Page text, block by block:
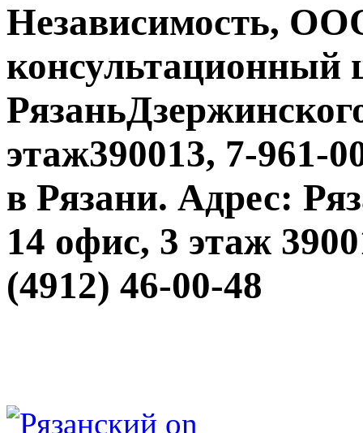
Независимость,
консультационный
этаж390013, 7-961-
в Рязани. Адрес:
14 офис, 3 этаж
(4912) 46-00-48